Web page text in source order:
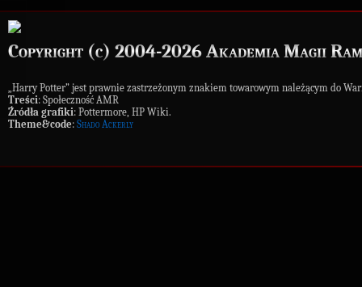
Copyright (c) 2004-2026 Akademia Magii
„Harry Potter” jest prawnie zastrzeżonym znakiem towarowym należącym do
Treści: Społeczność AMR
Źródła grafiki: Pottermore, HP Wiki.
Theme&code: Shado Ackerly